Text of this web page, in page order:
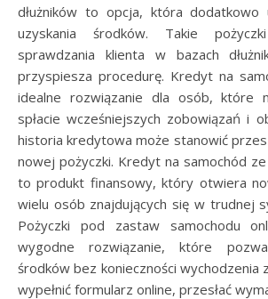
dłużników to opcja, która dodatkowo
uzyskania środków. Takie
sprawdzania klienta w bazach
przyspiesza procedurę. Kredyt na
idealne rozwiązanie dla osób, które
spłacie wcześniejszych zobowiązań i
historia kredytowa może stanowić
nowej pożyczki. Kredyt na samochód
to produkt finansowy, który otwiera
wielu osób znajdujących się w trudnej
Pożyczki pod zastaw samochodu
wygodne rozwiązanie, które
środków bez konieczności wychodzenia
wypełnić formularz online, przesłać